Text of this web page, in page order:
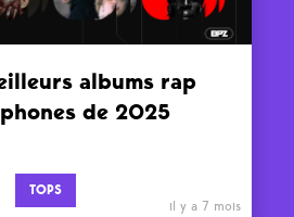
albums rap
de 2025
TOPS
il y a 7 mois